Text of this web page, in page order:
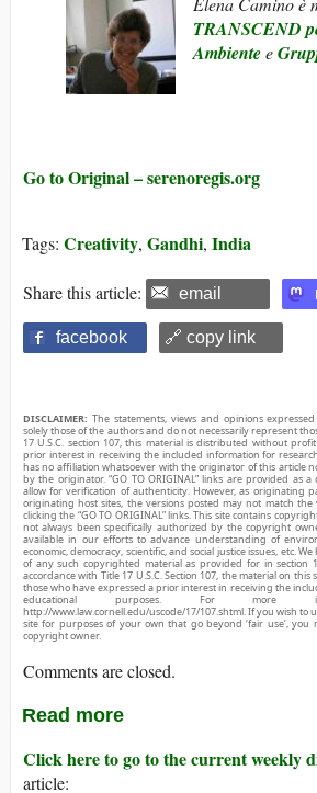
TRANSCEND
Ambientee
Go to Original – serenoregis.org
Tags: Creativity, Gandhi, India
Share this article: email
facebook 🔗 copy link
DISCLAIMER: The statements, views and opinions
solely those of the authors and do not necessarily represent
17 U.S.C. section 107, this material is distributed without
prior interest in receiving the included information for
has no affiliation whatsoever with the originator of this article
by the originator. “GO TO ORIGINAL” links are provided as
allow for verification of authenticity. However, as originating
originating host sites, the versions posted may not match
clicking the “GO TO ORIGINAL” links. This site contains
not always been specifically authorized by the copyright
available in our efforts to advance understanding of
economic, democracy, scientific, and social justice issues, etc.
of any such copyrighted material as provided for in section
accordance with Title 17 U.S.C. Section 107, the material on
those who have expressed a prior interest in receiving the
educational purposes. For more
http://www.law.cornell.edu/uscode/17/107.shtml. If you wish to
site for purposes of your own that go beyond ‘fair use’, you
copyright owner.
Comments are closed.
Read more
Click here to go to the current weekly
article: